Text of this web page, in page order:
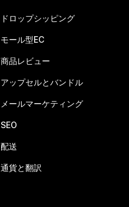
ドロップシッピング
モール型EC
商品レビュー
アップセルとバンドル
メールマーケティング
SEO
配送
通貨と翻訳